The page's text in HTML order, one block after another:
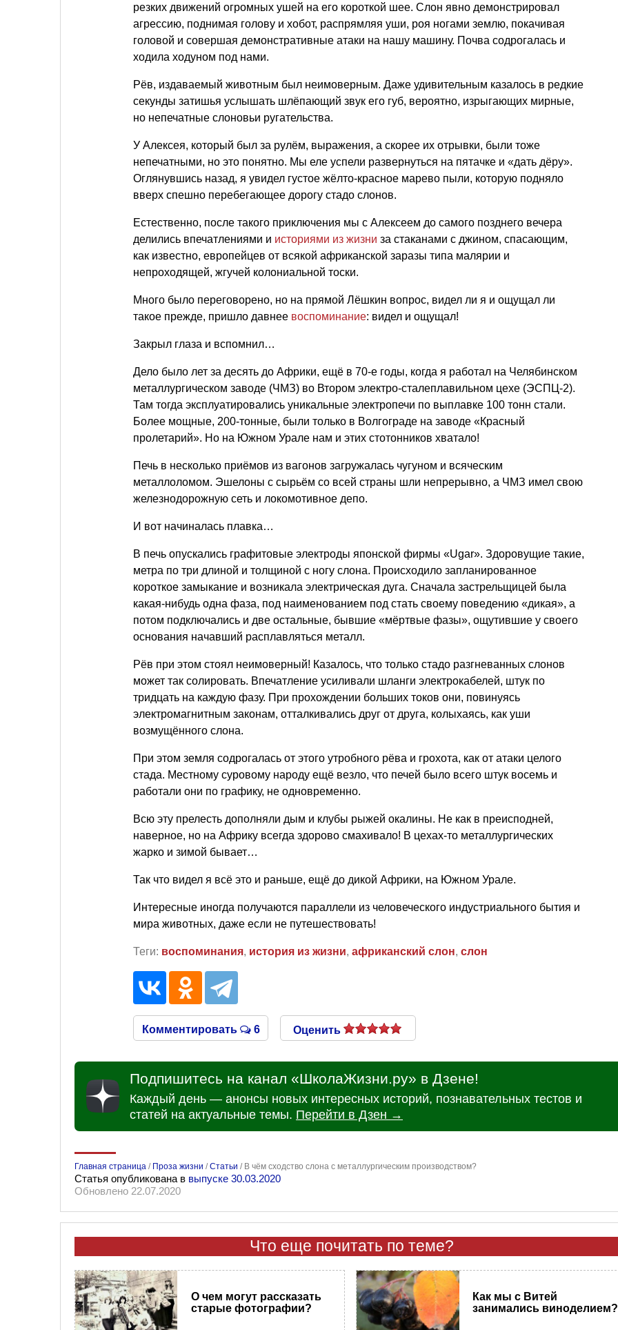
резких движений огромных ушей на его короткой шее. Слон явно демонстрировал
агрессию, поднимая голову и хобот, распрямляя уши, роя ногами землю, покачивая
головой и совершая демонстративные атаки на нашу машину. Почва содрогалась и
ходила ходуном под нами.
Рёв, издаваемый животным был неимоверным. Даже удивительным казалось в редкие
секунды затишья услышать шлёпающий звук его губ, вероятно, изрыгающих мирные,
но непечатные слоновьи ругательства.
У Алексея, который был за рулём, выражения, а скорее их отрывки, были тоже
непечатными, но это понятно. Мы еле успели развернуться на пятачке и «дать дёру».
Оглянувшись назад, я увидел густое жёлто-красное марево пыли, которую подняло
вверх спешно перебегающее дорогу стадо слонов.
Естественно, после такого приключения мы с Алексеем до самого позднего вечера
делились впечатлениями и историями из жизни за стаканами с джином, спасающим,
как известно, европейцев от всякой африканской заразы типа малярии и
непроходящей, жгучей колониальной тоски.
Много было переговорено, но на прямой Лёшкин вопрос, видел ли я и ощущал ли
такое прежде, пришло давнее воспоминание: видел и ощущал!
Закрыл глаза и вспомнил…
Дело было лет за десять до Африки, ещё в 70-е годы, когда я работал на Челябинском
металлургическом заводе (ЧМЗ) во Втором электро-сталеплавильном цехе (ЭСПЦ-2).
Там тогда эксплуатировались уникальные электропечи по выплавке 100 тонн стали.
Более мощные, 200-тонные, были только в Волгограде на заводе «Красный
пролетарий». Но на Южном Урале нам и этих стотонников хватало!
Печь в несколько приёмов из вагонов загружалась чугуном и всяческим
металлоломом. Эшелоны с сырьём со всей страны шли непрерывно, а ЧМЗ имел свою
железнодорожную сеть и локомотивное депо.
И вот начиналась плавка…
В печь опускались графитовые электроды японской фирмы «Ugar». Здоровущие такие,
метра по три длиной и толщиной с ногу слона. Происходило запланированное
короткое замыкание и возникала электрическая дуга. Сначала застрельщицей была
какая-нибудь одна фаза, под наименованием под стать своему поведению «дикая», а
потом подключались и две остальные, бывшие «мёртвые фазы», ощутившие у своего
основания начавший расплавляться металл.
Рёв при этом стоял неимоверный! Казалось, что только стадо разгневанных слонов
может так солировать. Впечатление усиливали шланги электрокабелей, штук по
тридцать на каждую фазу. При прохождении больших токов они, повинуясь
электромагнитным законам, отталкивались друг от друга, колыхаясь, как уши
возмущённого слона.
При этом земля содрогалась от этого утробного рёва и грохота, как от атаки целого
стада. Местному суровому народу ещё везло, что печей было всего штук восемь и
работали они по графику, не одновременно.
Всю эту прелесть дополняли дым и клубы рыжей окалины. Не как в преисподней,
наверное, но на Африку всегда здорово смахивало! В цехах-то металлургических
жарко и зимой бывает…
Так что видел я всё это и раньше, ещё до дикой Африки, на Южном Урале.
Интересные иногда получаются параллели из человеческого индустриального бытия и
мира животных, даже если не путешествовать!
Теги: воспоминания, история из жизни, африканский слон, слон
Комментировать 6 Оценить
Подпишитесь на канал «ШколаЖизни.ру» в Дзене!
Каждый день — анонсы новых интересных историй, познавательных тестов и
статей на актуальные темы. Перейти в Дзен →
Главная страница / Проза жизни /Статьи / В чём сходство слона с металлургическим производством?
Статья опубликована в выпуске 30.03.2020
Обновлено 22.07.2020
Что еще почитать по теме?
О чем могут рассказать
старые фотографии?
Как мы с Витей
занимались виноделием?